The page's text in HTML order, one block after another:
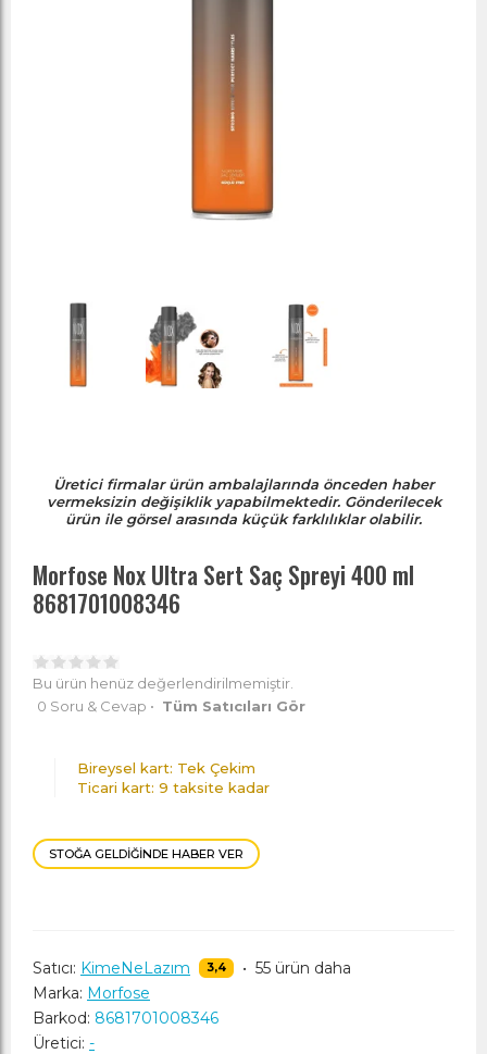
Üretici firmalar ürün ambalajlarında önceden haber
vermeksizin değişiklik yapabilmektedir. Gönderilecek
ürün ile görsel arasında küçük farklılıklar olabilir.
Morfose Nox Ultra Sert Saç Spreyi 400 ml
8681701008346
Bu ürün henüz değerlendirilmemiştir.
0 Soru & Cevap • Tüm Satıcıları Gör
Bireysel kart: Tek Çekim
Ticari kart: 9 taksite kadar
STOĞA GELDIĞINDE HABER VER
Satıcı: KimeNeLazım 3,4 • 55 ürün daha
Marka: Morfose
Barkod: 8681701008346
Üretici: -